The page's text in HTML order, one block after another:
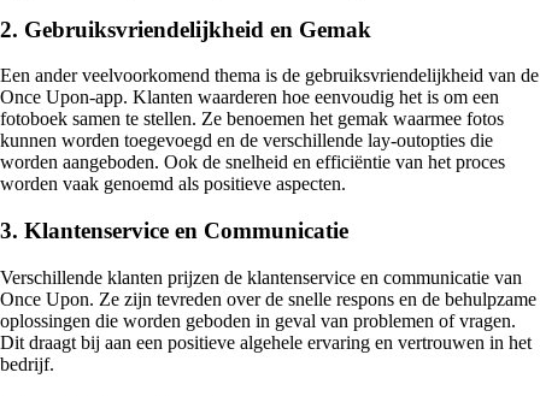
2. Gebruiksvriendelijkheid en Gemak
Een ander veelvoorkomend thema is de gebruiksvriendelijkheid van de
Once Upon-app. Klanten waarderen hoe eenvoudig het is om een
fotoboek samen te stellen. Ze benoemen het gemak waarmee fotos
kunnen worden toegevoegd en de verschillende lay-outopties die
worden aangeboden. Ook de snelheid en efficiëntie van het proces
worden vaak genoemd als positieve aspecten.
3. Klantenservice en Communicatie
Verschillende klanten prijzen de klantenservice en communicatie van
Once Upon. Ze zijn tevreden over de snelle respons en de behulpzame
oplossingen die worden geboden in geval van problemen of vragen.
Dit draagt bij aan een positieve algehele ervaring en vertrouwen in het
bedrijf.